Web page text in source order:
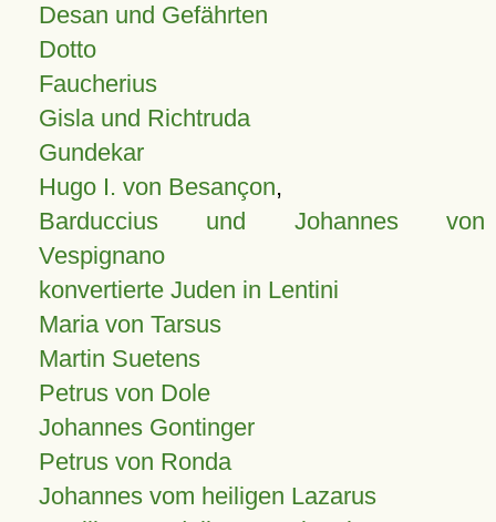
Desan und Gefährten
Dotto
Faucherius
Gisla und Richtruda
Gundekar
Hugo I. von Besançon,
Barduccius und Johannes von
Vespignano
konvertierte Juden in Lentini
Maria von Tarsus
Martin Suetens
Petrus von Dole
Johannes Gontinger
Petrus von Ronda
Johannes vom heiligen Lazarus